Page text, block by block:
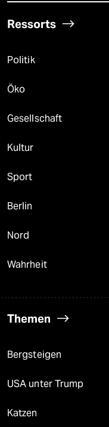
Ressorts
Politik
Öko
Gesellschaft
Kultur
Sport
Berlin
Nord
Wahrheit
Themen
Bergsteigen
USA unter Trump
Katzen